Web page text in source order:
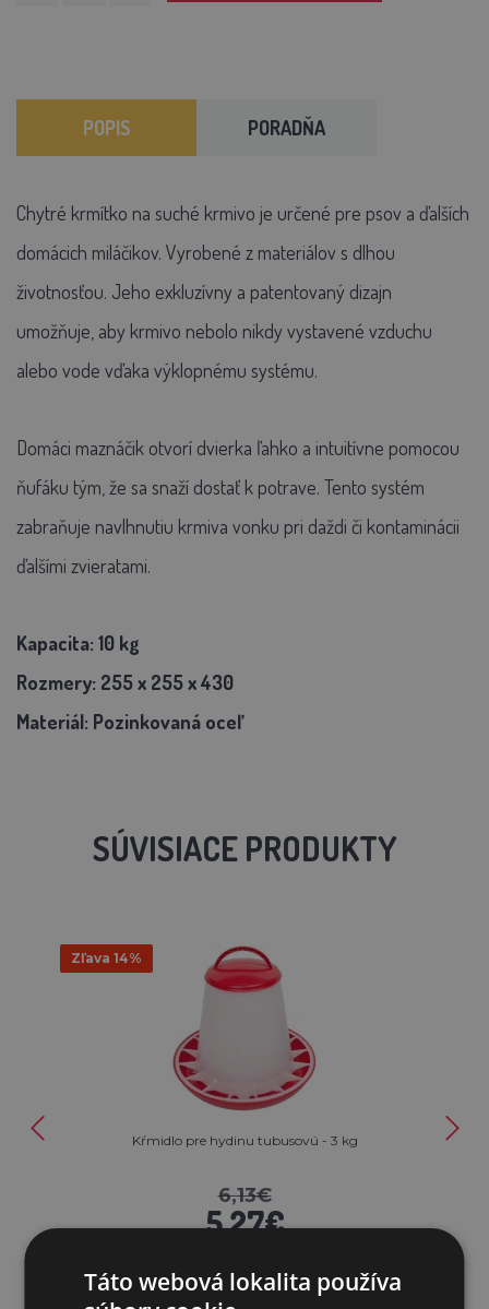
POPIS PORADŇA
Chytré krmítko na suché krmivo je určené pre psov a ďalších
domácich miláčikov. Vyrobené z materiálov s dlhou
životnosťou. Jeho exkluzívny a patentovaný dizajn
umožňuje, aby krmivo nebolo nikdy vystavené vzduchu
alebo vode vďaka výklopnému systému.
Domáci maznáčik otvorí dvierka ľahko a intuitívne pomocou
ňufáku tým, že sa snaží dostať k potrave. Tento systém
zabraňuje navlhnutiu krmiva vonku pri daždi či kontaminácii
ďalšími zvieratami.
Kapacita: 10 kg
Rozmery: 255 x 255 x 430
Materiál: Pozinkovaná oceľ
SÚVISIACE PRODUKTY
Zľava 14%
Kŕmidlo pre hydinu tubusovú - 3 kg
6,13€
5,27€
SKLADOM
Táto webová lokalita používa